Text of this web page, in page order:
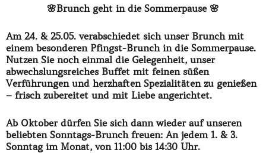
🌸Brunch geht in die Sommerpause 🌸
Am 24. & 25.05. verabschiedet sich unser Brunch mit
einem besonderen Pfingst-Brunch in die Sommerpause.
Nutzen Sie noch einmal die Gelegenheit, unser
abwechslungsreiches Buffet mit feinen süßen
Verführungen und herzhaften Spezialitäten zu genießen
– frisch zubereitet und mit Liebe angerichtet.
Ab Oktober dürfen Sie sich dann wieder auf unseren
beliebten Sonntags-Brunch freuen: An jedem 1. & 3.
Sonntag im Monat, von 11:00 bis 14:30 Uhr.